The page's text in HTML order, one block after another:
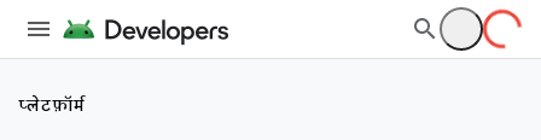
प्लेटफ़ॉर्म